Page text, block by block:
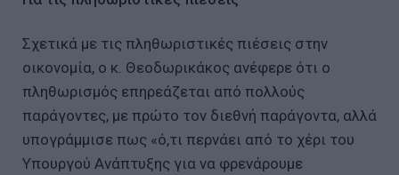
Σχετικά με τις πληθωριστικές πιέσεις στην
οικονομία, ο κ. Θεοδωρικάκος ανέφερε ότι ο
πληθωρισμός επηρεάζεται από πολλούς
παράγοντες, με πρώτο τον διεθνή παράγοντα, αλλά
υπογράμμισε πως «ό,τι περνάει από το χέρι του
Υπουργού Ανάπτυξης για να φρενάρουμε